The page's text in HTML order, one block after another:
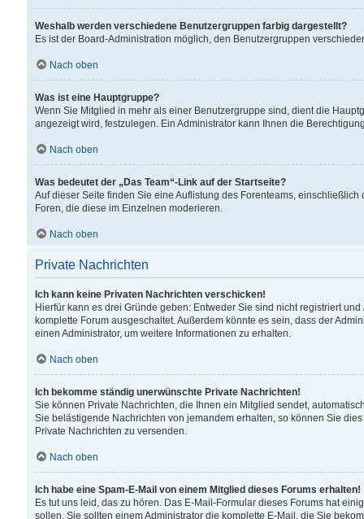
Weshalb werden verschiedene Benutzergruppen farbig dargestellt?
Es ist der Board-Administration möglich, den Benutzergruppen
Nach oben
Was ist eine Hauptgruppe?
Wenn Sie Mitglied in mehr als einer Benutzergruppe sind, dient die
angezeigt wird, festzulegen. Ein Administrator kann Ihnen die
Nach oben
Was bedeutet der „Das Team“-Link auf der Startseite?
Auf dieser Seite finden Sie eine Auflistung des Forenteams,
Foren, die diese im Einzelnen moderieren.
Nach oben
Private Nachrichten
Ich kann keine Privaten Nachrichten verschicken!
Hierfür kann es drei Gründe geben: Entweder Sie sind nicht registriert
komplette Forum ausgeschaltet. Außerdem könnte es sein, dass der
einen Administrator, um weitere Informationen zu erhalten.
Nach oben
Ich bekomme ständig unerwünschte Private Nachrichten!
Sie können Private Nachrichten, die Ihnen ein Mitglied sendet,
Sie belästigende Nachrichten von jemandem erhalten, so können Sie
Private Nachrichten zu versenden.
Nach oben
Ich habe eine Spam-E-Mail von einem Mitglied dieses Forums erhalten!
Es tut uns leid, das zu hören. Das E-Mail-Formular dieses Forums hat
sollen. Sie sollten einem Administrator die komplette E-Mail, die Sie